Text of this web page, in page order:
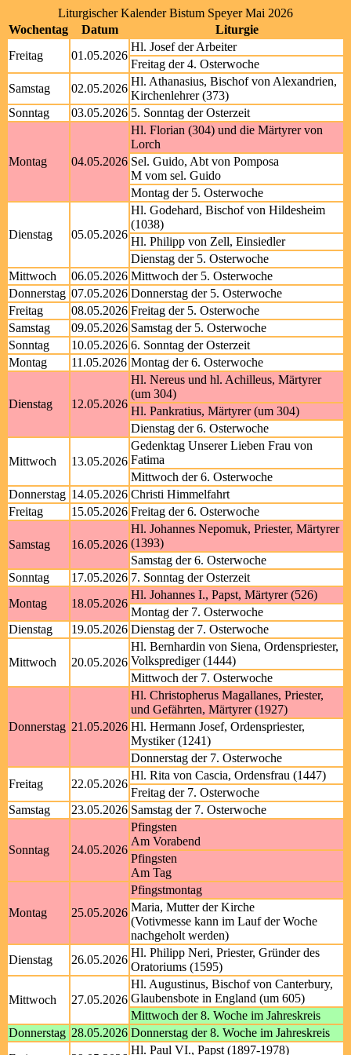
Liturgischer Kalender Bistum Speyer Mai 2026
Wochentag
Datum
Liturgie
Freitag
01.05.2026
Hl. Josef der Arbeiter
Freitag der 4. Osterwoche
Samstag
02.05.2026
Hl. Athanasius, Bischof von Alexandrien,
Kirchenlehrer (373)
Sonntag
03.05.2026 5. Sonntag der Osterzeit
Montag 04.05.2026
Hl. Florian (304) und die Märtyrer von
Lorch
Sel. Guido, Abt von Pomposa
M vom sel. Guido
Montag der 5. Osterwoche
Dienstag 05.05.2026
Hl. Godehard, Bischof von Hildesheim
(1038)
Hl. Philipp von Zell, Einsiedler
Dienstag der 5. Osterwoche
Mittwoch
06.05.2026 Mittwoch der 5. Osterwoche
Donnerstag 07.05.2026 Donnerstag der 5. Osterwoche
Freitag
08.05.2026 Freitag der 5. Osterwoche
Samstag
09.05.2026 Samstag der 5. Osterwoche
Sonntag
10.05.2026 6. Sonntag der Osterzeit
Montag
11.05.2026 Montag der 6. Osterwoche
Dienstag 12.05.2026
Hl. Nereus und hl. Achilleus, Märtyrer
(um 304)
Hl. Pankratius, Märtyrer (um 304)
Dienstag der 6. Osterwoche
Mittwoch 13.05.2026
Gedenktag Unserer Lieben Frau von
Fatima
Mittwoch der 6. Osterwoche
Donnerstag 14.05.2026 Christi Himmelfahrt
Freitag
15.05.2026 Freitag der 6. Osterwoche
Samstag 16.05.2026
Hl. Johannes Nepomuk, Priester, Märtyrer
(1393)
Samstag der 6. Osterwoche
Sonntag
17.05.2026 7. Sonntag der Osterzeit
Montag
18.05.2026
Hl. Johannes I., Papst, Märtyrer (526)
Montag der 7. Osterwoche
Dienstag
19.05.2026 Dienstag der 7. Osterwoche
Mittwoch 20.05.2026
Hl. Bernhardin von Siena, Ordenspriester,
Volksprediger (1444)
Mittwoch der 7. Osterwoche
Donnerstag 21.05.2026
Hl. Christopherus Magallanes, Priester,
und Gefährten, Märtyrer (1927)
Hl. Hermann Josef, Ordenspriester,
Mystiker (1241)
Donnerstag der 7. Osterwoche
Freitag
22.05.2026
Hl. Rita von Cascia, Ordensfrau (1447)
Freitag der 7. Osterwoche
Samstag
23.05.2026 Samstag der 7. Osterwoche
Sonntag 24.05.2026
Pfingsten
Am Vorabend
Pfingsten
Am Tag
Montag 25.05.2026
Pfingstmontag
Maria, Mutter der Kirche
(Votivmesse kann im Lauf der Woche
nachgeholt werden)
Dienstag
26.05.2026
Hl. Philipp Neri, Priester, Gründer des
Oratoriums (1595)
Mittwoch 27.05.2026
Hl. Augustinus, Bischof von Canterbury,
Glaubensbote in England (um 605)
Mittwoch der 8. Woche im Jahreskreis
Donnerstag 28.05.2026 Donnerstag der 8. Woche im Jahreskreis
Hl. Paul VI., Papst (1897-1978)